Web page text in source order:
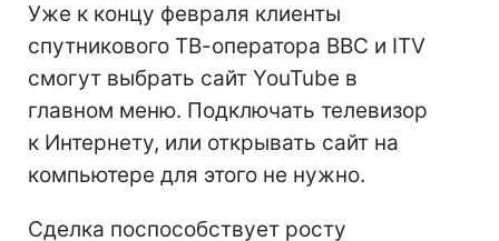
Уже к концу февраля клиенты
спутникового ТВ-оператора BBC и ITV
смогут выбрать сайт YouTube в
главном меню. Подключать телевизор
к Интернету, или открывать сайт на
компьютере для этого не нужно.
Сделка поспособствует росту